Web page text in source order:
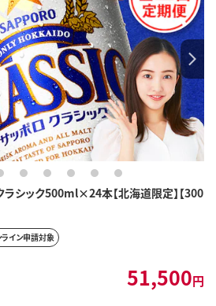
ラシック500ml×24本【北海道限定】【300
3 4 5 6 7 8
ライン申請対象
51,500円